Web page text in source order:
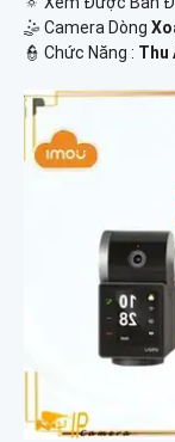
🤹 Camera Dòng
️👮 Chức Năng : Thu